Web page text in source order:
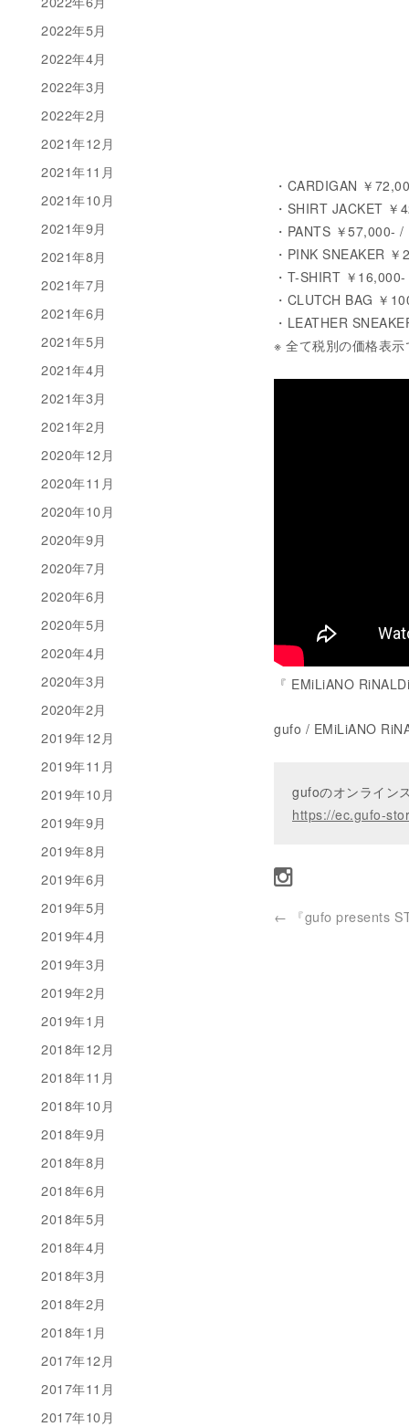
・CARDIGAN ￥
・SHIRT JACKET
・PANTS ￥57,000-
・PINK SNEAKER
・T-SHIRT ￥
・CLUTCH BAG ￥
・LEATHER
※ 全て税別の価格表示
『 EMiLiANO
gufo / EMiLiANO
gufoのオンライン
https://ec.gufo-
← 『gufo presents
2022年5月
2022年4月
2022年3月
2022年2月
2021年12月
2021年11月
2021年10月
2021年9月
2021年8月
2021年7月
2021年6月
2021年5月
2021年4月
2021年3月
2021年2月
2020年12月
2020年11月
2020年10月
2020年9月
2020年7月
2020年6月
2020年5月
2020年4月
2020年3月
2020年2月
2019年12月
2019年11月
2019年10月
2019年9月
2019年8月
2019年6月
2019年5月
2019年4月
2019年3月
2019年2月
2019年1月
2018年12月
2018年11月
2018年10月
2018年9月
2018年8月
2018年6月
2018年5月
2018年4月
2018年3月
2018年2月
2018年1月
2017年12月
2017年11月
2017年10月